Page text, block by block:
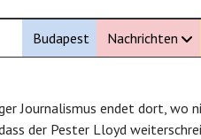
Budapest Nachrichten
Journalismus endet dort, wo
der Pester Lloyd